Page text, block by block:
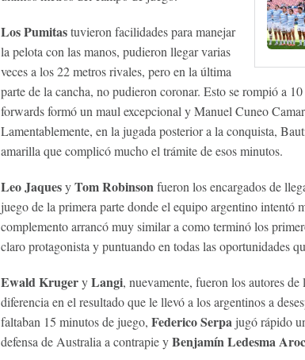
Los Pumitastuvieron facilidades para manejar
la pelota con las manos, pudieron llegar varias
veces a los 22 metros rivales, pero en la última
parte de la cancha, no pudieron coronar. Esto se rompió a
forwards formó un maul excepcional y Manuel Cuneo
Lamentablemente, en la jugada posterior a la conquista,
amarilla que complicó mucho el trámite de esos minutos.
Leo JaquesyTom Robinson fueron los encargados de
juego de la primera parte donde el equipo argentino intentó
complemento arrancó muy similar a como terminó los
claro protagonista y puntuando en todas las oportunidades
Ewald KrugeryLangi, nuevamente, fueron los autores
diferencia en el resultado que le llevó a los argentinos a
faltaban 15 minutos de juego, Federico Serpa jugó rápido
defensa de Australia a contrapie yBenjamín Ledesma